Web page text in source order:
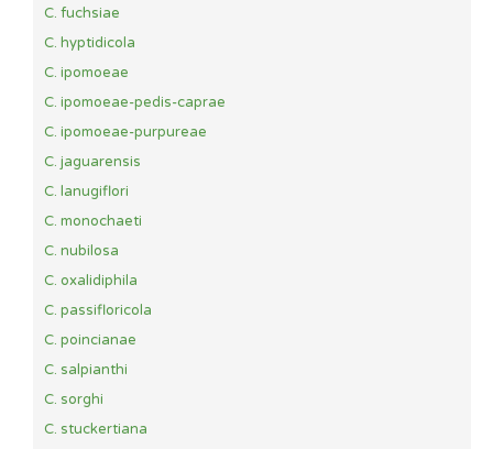
C. fuchsiae
C. hyptidicola
C. ipomoeae
C. ipomoeae-pedis-caprae
C. ipomoeae-purpureae
C. jaguarensis
C. lanugiflori
C. monochaeti
C. nubilosa
C. oxalidiphila
C. passifloricola
C. poincianae
C. salpianthi
C. sorghi
C. stuckertiana